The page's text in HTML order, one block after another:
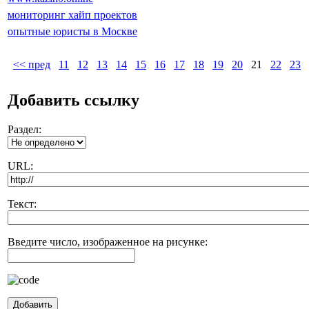
мониторинг хайп проектов
опытные юристы в Москве
<< пред 11 12 13 14 15 16 17 18 19 20 21 22 23
Добавить ссылку
Раздел:
URL:
Текст:
Введите число, изображенное на рисунке: